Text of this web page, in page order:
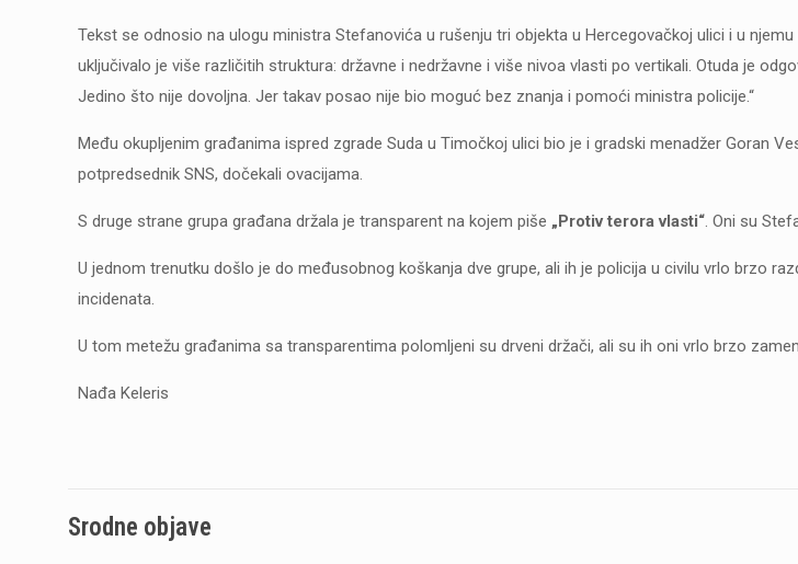
Tekst se odnosio na ulogu ministra Stefanovića u rušenju tri objekta u Hercegovačkoj ulici i u njemu
uključivalo je više različitih struktura: državne i nedržavne i više nivoa vlasti po vertikali. Otuda je
Jedino što nije dovoljna. Jer takav posao nije bio moguć bez znanja i pomoći ministra policije.“
Među okupljenim građanima ispred zgrade Suda u Timočkoj ulici bio je i gradski menadžer Goran
potpredsednik SNS, dočekali ovacijama.
S druge strane grupa građana držala je transparent na kojem piše „Protiv terora vlasti“. Oni su
U jednom trenutku došlo je do međusobnog koškanja dve grupe, ali ih je policija u civilu vrlo brzo
incidenata.
U tom metežu građanima sa transparentima polomljeni su drveni držači, ali su ih oni vrlo brzo
Nađa Keleris
Srodne objave